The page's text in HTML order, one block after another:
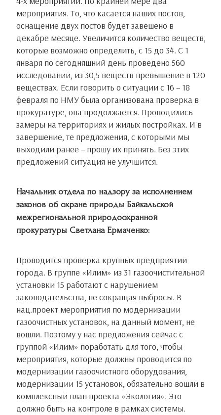
мероприятия. То, что касается наших постов,
оснащение двух постов будет завешено в
декабре месяце. Увеличится количество веществ,
которые возможно определить, с 15 до 34. С 1
января по сегодняшний день проведено 560
исследований, из 30,5 веществ превышение в 120
веществах. Если говорить о ситуации с 16 – 18
февраля по НМУ была организована проверка в
прокуратуре, она продолжается. Проводились
замеры на территориях и жилых постройках. И в
завершение, те предложения, с которыми мы
выходили ранее – прошу их принять. Без этих
предложений ситуация не улучшится.
Начальник отдела по надзору за исполнением
законов об охране природы Байкальской
межрегиональной природоохранной
прокуратуры Светлана Ермаченко:
Проводится проверка крупных предприятий
города. В группе «Илим» из 31 газоочистительной
установки 15 работают с нарушением
законодательства, не сокращая выбросы. В
нац.проект мероприятия по модернизации
газоочистных установок, на данный момент, не
вошли. Поэтому у нас предложения сейчас с
группой «Илим» поработать для того, чтобы
мероприятия, которые должны проводится по
модернизации газоочистного оборудования,
модернизации 15 установок, обязательно вошли в
комплексный план проекта «Экология». Это
должно быть на контроле в рамках системы.